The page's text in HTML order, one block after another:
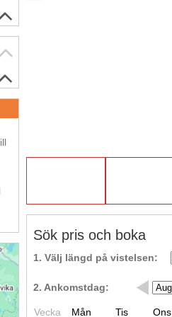
Sök pris och boka
1. Välj längd på vistelsen:
2. Ankomstdag:
Vecka Mån Tis Ons